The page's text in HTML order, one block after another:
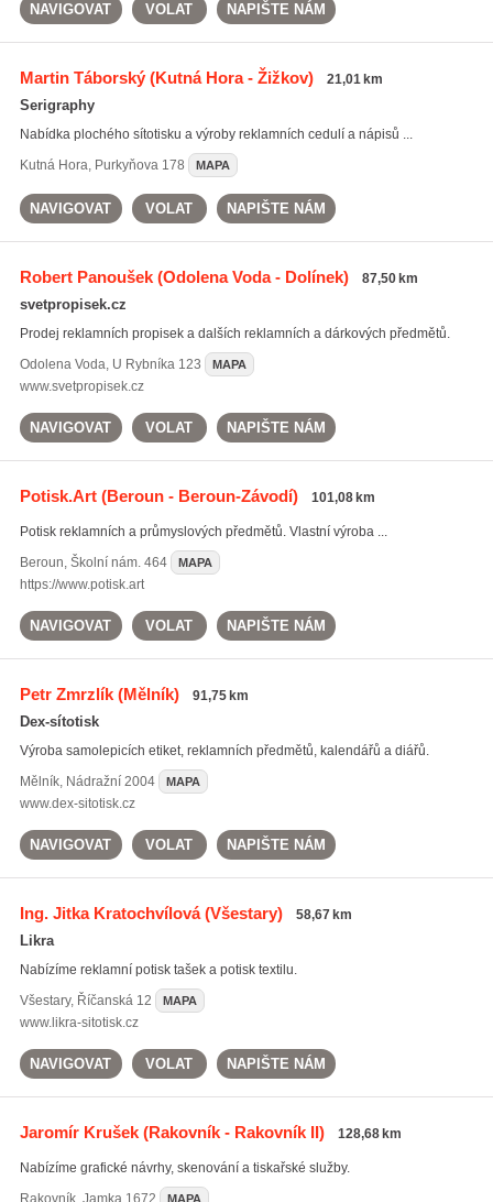
NAVIGOVAT VOLAT NAPIŠTE NÁM
Martin Táborský(Kutná Hora - Žižkov) 21,01 km
Serigraphy
Nabídka plochého sítotisku a výroby reklamních cedulí a nápisů ...
Kutná Hora, Purkyňova 178 MAPA
NAVIGOVAT VOLAT NAPIŠTE NÁM
Robert Panoušek(Odolena Voda - Dolínek) 87,50 km
svetpropisek.cz
Prodej reklamních propisek a dalších reklamních a dárkových předmětů.
Odolena Voda, U Rybníka 123 MAPA
www.svetpropisek.cz
NAVIGOVAT VOLAT NAPIŠTE NÁM
Potisk.Art(Beroun - Beroun-Závodí) 101,08 km
Potisk reklamních a průmyslových předmětů. Vlastní výroba ...
Beroun, Školní nám. 464 MAPA
https://www.potisk.art
NAVIGOVAT VOLAT NAPIŠTE NÁM
Petr Zmrzlík(Mělník) 91,75 km
Dex-sítotisk
Výroba samolepicích etiket, reklamních předmětů, kalendářů a diářů.
Mělník, Nádražní 2004 MAPA
www.dex-sitotisk.cz
NAVIGOVAT VOLAT NAPIŠTE NÁM
Ing. Jitka Kratochvílová(Všestary) 58,67 km
Likra
Nabízíme reklamní potisk tašek a potisk textilu.
Všestary, Říčanská 12 MAPA
www.likra-sitotisk.cz
NAVIGOVAT VOLAT NAPIŠTE NÁM
Jaromír Krušek(Rakovník - Rakovník II) 128,68 km
Nabízíme grafické návrhy, skenování a tiskařské služby.
Rakovník, Jamka 1672 MAPA